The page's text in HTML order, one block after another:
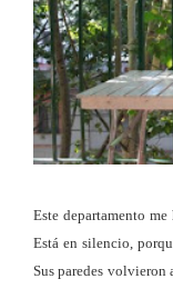
Este departamento
Está en silencio,
Sus paredes volvieron